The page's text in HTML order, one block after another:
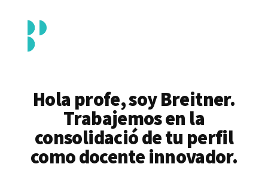
contenido
principal
menu
Piedrahita
docente
pedagógico
Hola profe, soy Breitner.
Trabajemos en la
consolidació de tu perfil
como docente innovador.